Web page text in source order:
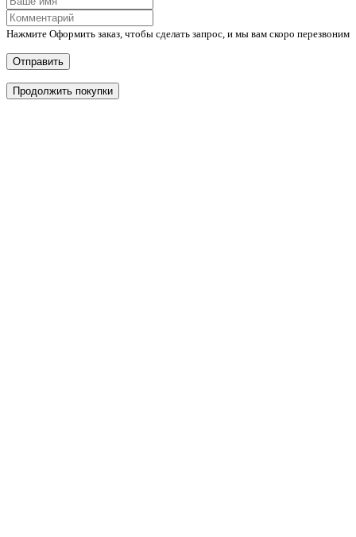
Нажмите Оформить заказ, чтобы сделать запрос, и мы вам скоро перезвоним
Отправить
Продолжить покупки